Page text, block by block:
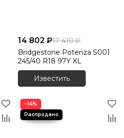
14 802 ₽17 410 ₽
Bridgestone Potenza S001
245/40 R18 97Y XL
Известить
−14%